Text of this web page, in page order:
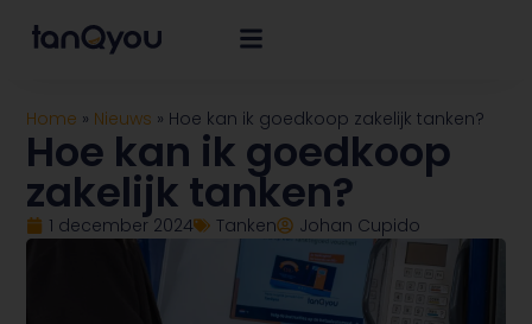
Home » Nieuws » Hoe kan ik goedkoop zakelijk tanken?
Hoe kan ik goedkoop
zakelijk tanken?
1 december 2024 Tanken Johan Cupido